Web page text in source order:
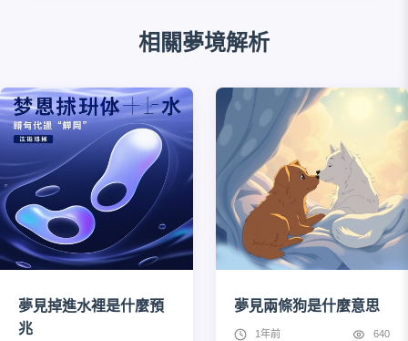
相關夢境解析
夢見掉進水裡是什麼預
兆
夢見兩條狗是什麼意思
1年前 640